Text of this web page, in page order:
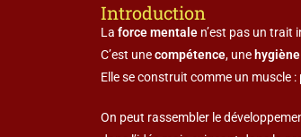
Introduction
La force mentale n’est pas un trait
C’est unecompétence, une
Elle se construit comme un muscle
On peut rassembler le